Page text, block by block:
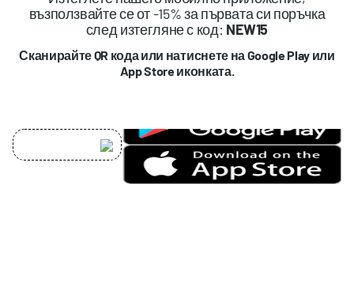
възползвайте се от -15% за първата си поръчка
след изтегляне с код: NEW15
Сканирайте QR кода или натиснете на Google Play или
App Store иконката.